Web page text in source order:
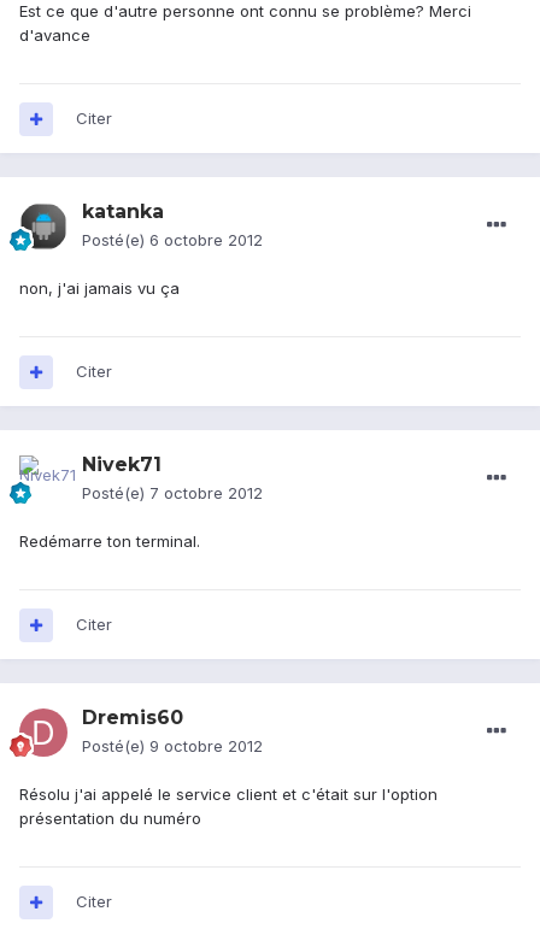
Est ce que d'autre personne ont connu se problème? Merci
d'avance
Citer
katanka
Posté(e) 6 octobre 2012
non, j'ai jamais vu ça
Citer
Nivek71
Posté(e) 7 octobre 2012
Redémarre ton terminal.
Citer
Dremis60
Posté(e) 9 octobre 2012
Résolu j'ai appelé le service client et c'était sur l'option
présentation du numéro
Citer